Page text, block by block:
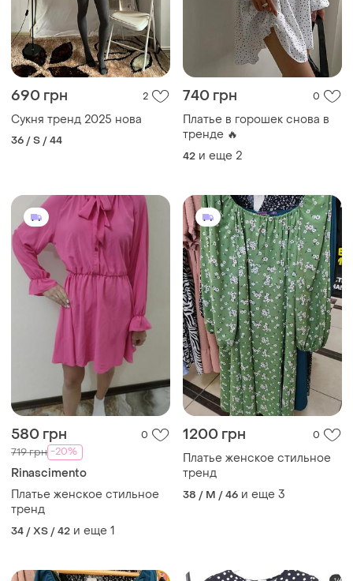
690 грн 2
Сукня тренд 2025 нова
36 / S / 44
740 грн 0
Платье в горошек снова в
тренде 🔥
42 и еще 2
580 грн 0
719 грн -20%
Rinascimento
Платье женское стильное
тренд
34 / XS / 42 и еще 1
1200 грн 0
Платье женское стильное
тренд
38 / M / 46 и еще 3